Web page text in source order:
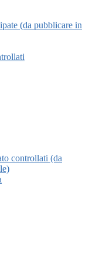
(da pubblicare in
controllati (da